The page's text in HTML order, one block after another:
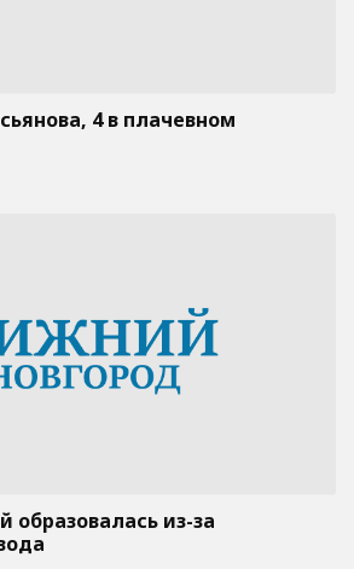
4 в плачевном
образовалась из-за